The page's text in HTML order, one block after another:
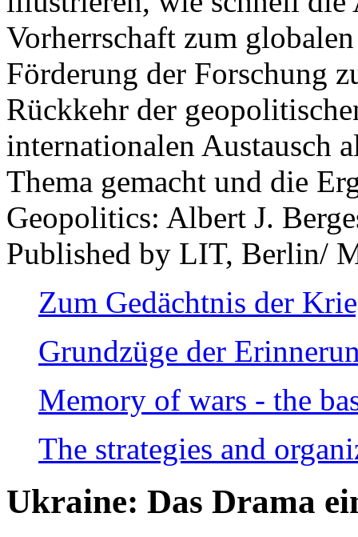
Vorherrschaft zum
Förderung der Forschung
Rückkehr der
internationalen Austausch
Thema gemacht und die
Geopolitics: Albert J.
Published by LIT, Berlin/
Zum Gedächtnis der
Grundzüge der
Memory of wars - the
The strategies and
Ukraine: Das Drama